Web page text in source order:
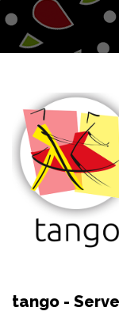
tango -